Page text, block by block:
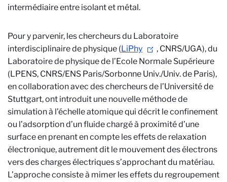
intermédiaire entre isolant et métal.
Pour y parvenir, les chercheurs du Laboratoire
interdisciplinaire de physique (LiPhy
, CNRS/UGA), du
Laboratoire de physique de l’Ecole Normale Supérieure
(LPENS, CNRS/ENS Paris/Sorbonne Univ./Univ. de Paris),
en collaboration avec des chercheurs de l’Université de
Stuttgart, ont introduit une nouvelle méthode de
simulation à l’échelle atomique qui décrit le confinement
ou l’adsorption d’un fluide chargé à proximité d’une
surface en prenant en compte les effets de relaxation
électronique, autrement dit le mouvement des électrons
vers des charges électriques s’approchant du matériau.
L’approche consiste à mimer les effets du regroupement